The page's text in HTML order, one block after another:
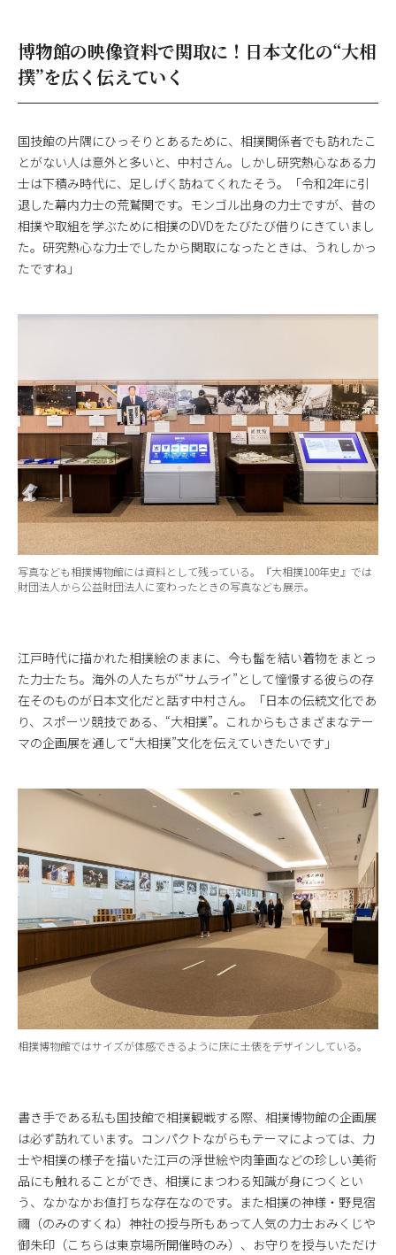
博物館の映像資料で関取に！日本文化の“大相
撲”を広く伝えていく
国技館の片隅にひっそりとあるために、相撲関係者でも訪れたこ
とがない人は意外と多いと、中村さん。しかし研究熱心なある力
士は下積み時代に、足しげく訪ねてくれたそう。「令和2年に引
退した幕内力士の荒鷲関です。モンゴル出身の力士ですが、昔の
相撲や取組を学ぶために相撲のDVDをたびたび借りにきていまし
た。研究熱心な力士でしたから関取になったときは、うれしかっ
たですね」
写真なども相撲博物館には資料として残っている。『大相撲100年史』では
財団法人から公益財団法人に変わったときの写真なども展示。
江戸時代に描かれた相撲絵のままに、今も髷を結い着物をまとっ
た力士たち。海外の人たちが“サムライ”として憧憬する彼らの存
在そのものが日本文化だと話す中村さん。「日本の伝統文化であ
り、スポーツ競技である、“大相撲”。これからもさまざまなテー
マの企画展を通して“大相撲”文化を伝えていきたいです」
相撲博物館ではサイズが体感できるように床に土俵をデザインしている。
書き手である私も国技館で相撲観戦する際、相撲博物館の企画展
は必ず訪れています。コンパクトながらもテーマによっては、力
士や相撲の様子を描いた江戸の浮世絵や肉筆画などの珍しい美術
品にも触れることができ、相撲にまつわる知識が身につくとい
う、なかなかお値打ちな存在なのです。また相撲の神様・野見宿
禰（のみのすくね）神社の授与所もあって人気の力士おみくじや
御朱印（こちらは東京場所開催時のみ）、お守りを授与いただけ